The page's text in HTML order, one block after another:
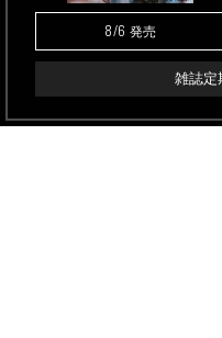
8/6 発売
雑誌定